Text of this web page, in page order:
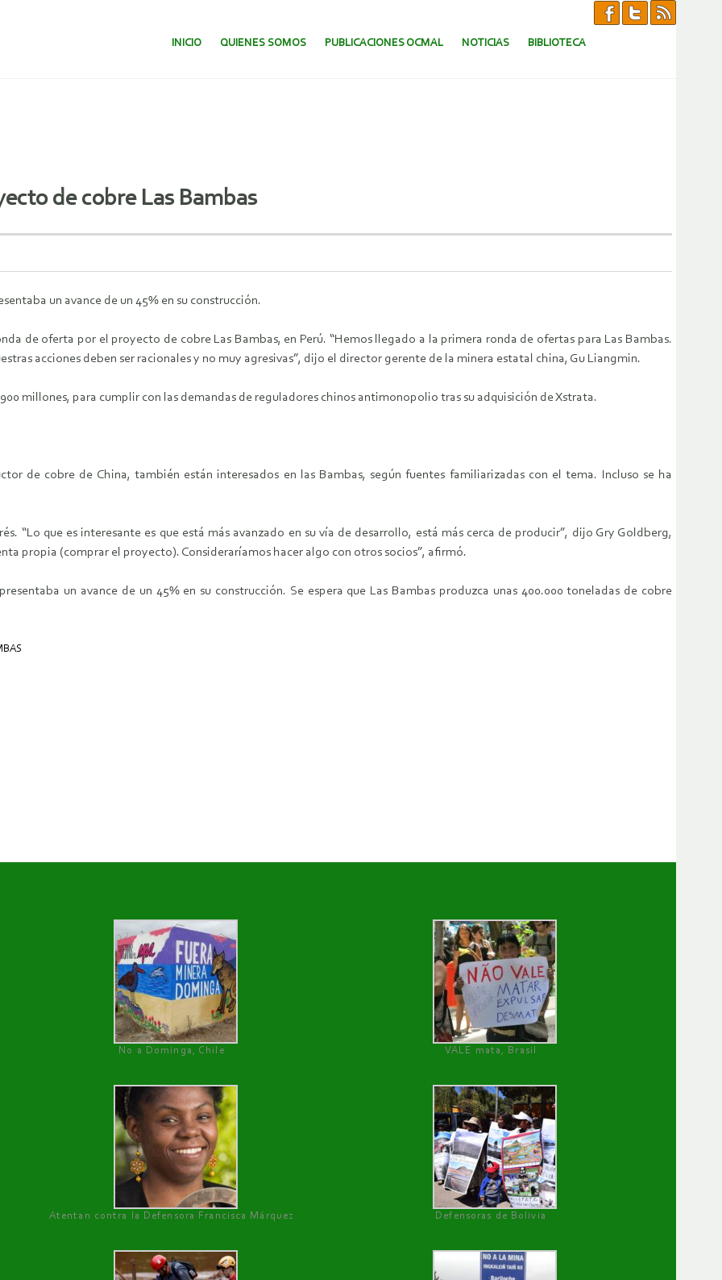
SALTAR AL CONTENIDO.
INICIO QUIENES SOMOS PUBLICACIONES OCMAL NOTICIAS BIBLIOTECA
de cobre Las Bambas
un avance de un 45% en su construcción.
de oferta por el proyecto de cobre Las Bambas, en Perú. “Hemos llegado a la primera ronda de ofertas para Las Bambas.
acciones deben ser racionales y no muy agresivas”, dijo el director gerente de la minera estatal china, Gu Liangmin.
millones, para cumplir con las demandas de reguladores chinos antimonopolio tras su adquisición de Xstrata.
de cobre de China, también están interesados en las Bambas, según fuentes familiarizadas con el tema. Incluso se ha
“Lo que es interesante es que está más avanzado en su vía de desarrollo, está más cerca de producir”, dijo Gry Goldberg,
propia (comprar el proyecto). Consideraríamos hacer algo con otros socios”, afirmó.
un avance de un 45% en su construcción. Se espera que Las Bambas produzca unas 400.000 toneladas de cobre
No a Dominga, Chile
VALE mata, Brasil
Atentan contra la Defensora Francisca Márquez Defensoras de Bolivia